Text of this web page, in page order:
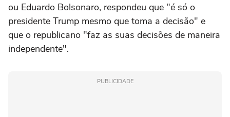
ou Eduardo Bolsonaro, respondeu que "é só o
presidente Trump mesmo que toma a decisão" e
que o republicano "faz as suas decisões de maneira
independente".
PUBLICIDADE